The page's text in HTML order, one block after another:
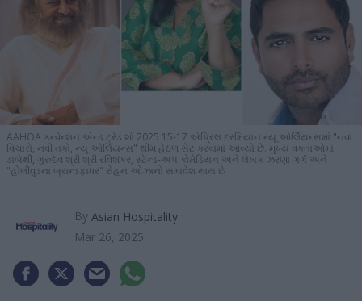
AAHOA કન્વેન્શન એન્ડ ટ્રેડ શો 2025 15-17 એપ્રિલ દરમિયાન ન્યૂ ઓર્લિયન્સમાં "નવા
વિચારો, નવી તકો, ન્યૂ ઓર્લિયન્સ" થીમ હેઠળ સેટ કરવામાં આવ્યો છે. મુખ્ય વક્તાઓમાં,
ડાબેથી, ગુરુદેવ શ્રી શ્રી રવિશંકર, સ્ટેન્ડ-અપ કોમેડિયન અને લેખક ઝરણા ગર્ગ અને
"હોલીવુડના બ્રાન્ડફાધર" રોહન ઓઝાનો સમાવેશ થાય છે
By Asian Hospitality
Mar 26, 2025